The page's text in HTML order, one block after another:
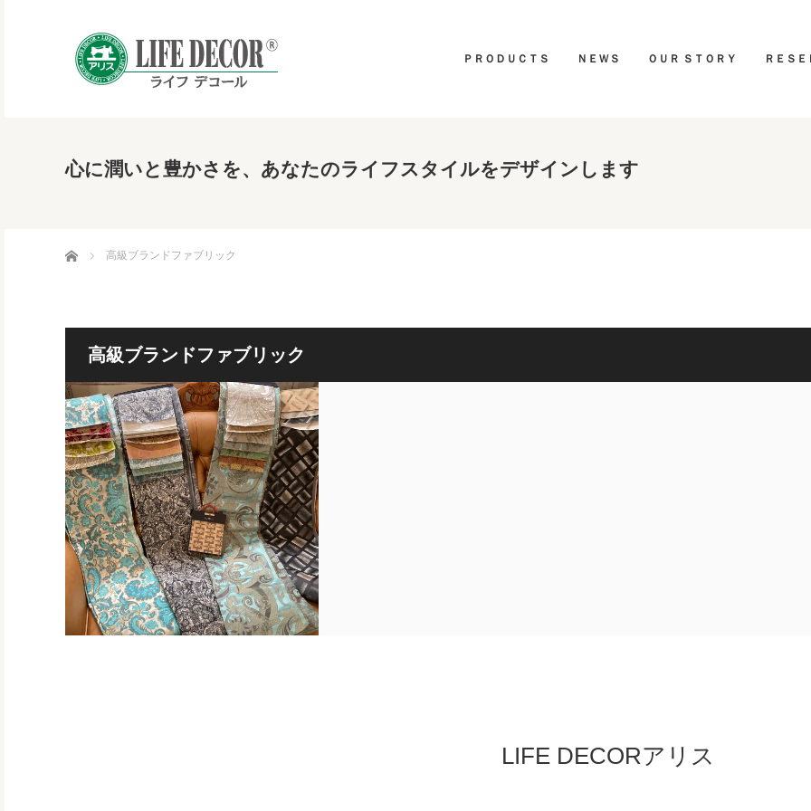
ＰＲＯＤＵＣＴＳ ＮＥＷＳ ＯＵＲ ＳＴＯＲＹ ＲＥＳ
心に潤いと豊かさを、あなたのライフスタイルをデザインします
ホーム 高級ブランドファブリック
高級ブランドファブリック
LIFE DECORアリス